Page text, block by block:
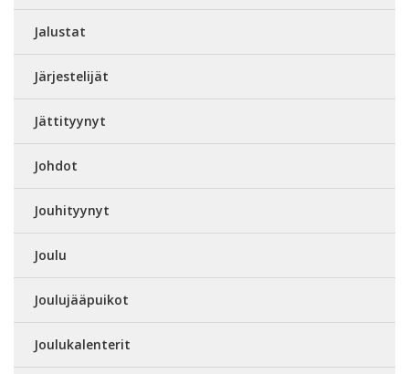
Jalustat
Järjestelijät
Jättityynyt
Johdot
Jouhityynyt
Joulu
Joulujääpuikot
Joulukalenterit